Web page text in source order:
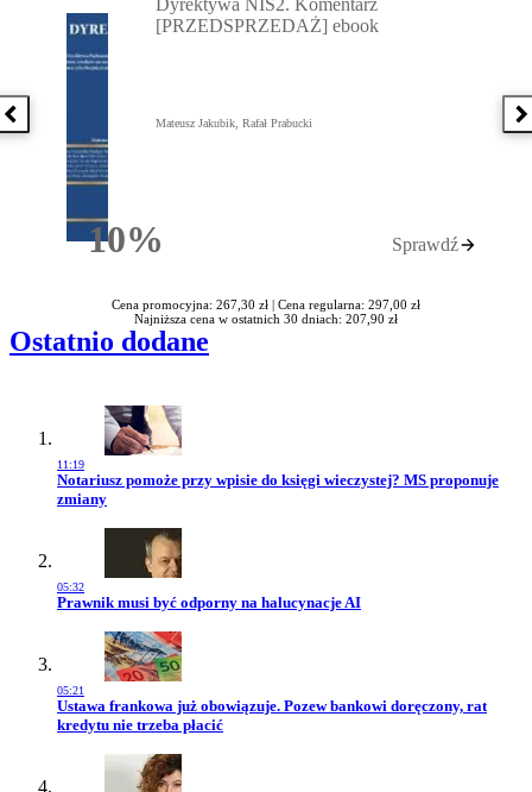
Poprzednia książka
10%Rabatu
Dyrektywa NIS2. Komentarz
[PRZEDSPRZEDAŻ] ebook
Mateusz Jakubik, Rafał Prabucki
Sprawdź
Cena promocyjna: 267,30 zł | Cena regularna: 297,00 zł
Najniższa cena w ostatnich 30 dniach: 207,90 zł
Ostatnio dodane
11:19
Przejdź do artykułu:
Notariusz pomoże przy wpisie do księgi wieczystej? MS proponuje
zmiany
05:32
Przejdź do artykułu:
Prawnik musi być odporny na halucynacje AI
05:21
Przejdź do artykułu:
Ustawa frankowa już obowiązuje. Pozew bankowi doręczony, rat
kredytu nie trzeba płacić